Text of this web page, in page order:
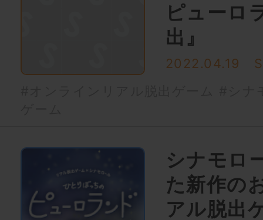
ピューロ
出』
2022.04.19
シナモロ
た新作の
アル脱出